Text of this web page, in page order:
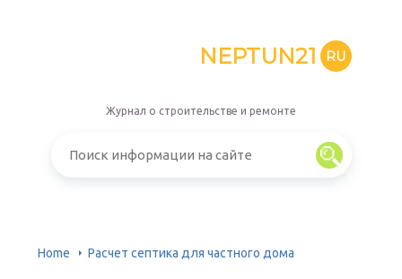
NEPTUN21 RU
Журнал о строительстве и ремонте
Home Расчет септика для частного дома